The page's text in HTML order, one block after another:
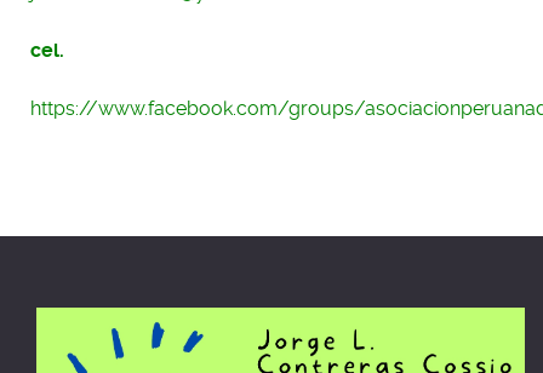
cel.
https://www.facebook.com/groups/